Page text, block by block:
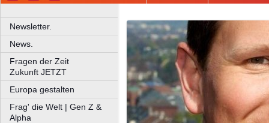
Newsletter.
News.
Fragen der Zeit
Zukunft JETZT
Europa gestalten
Frag' die Welt | Gen Z &
Alpha